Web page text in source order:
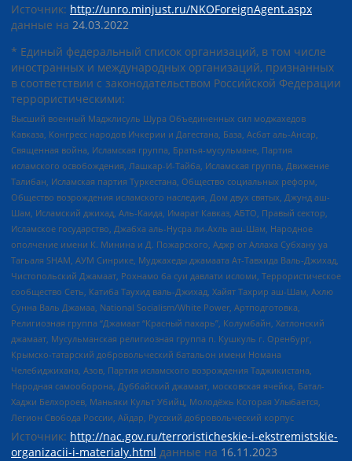
Источник: http://unro.minjust.ru/NKOForeignAgent.aspx
данные на 24.03.2022
* Единый федеральный список организаций, в том числе
иностранных и международных организаций, признанных
в соответствии с законодательством Российской Федерации
террористическими:
Высший военный Маджлисуль Шура Объединенных сил моджахедов
Кавказа, Конгресс народов Ичкерии и Дагестана, База, Асбат аль-Ансар,
Священная война, Исламская группа, Братья-мусульмане, Партия
исламского освобождения, Лашкар-И-Тайба, Исламская группа, Движение
Талибан, Исламская партия Туркестана, Общество социальных реформ,
Общество возрождения исламского наследия, Дом двух святых, Джунд аш-
Шам, Исламский джихад, Аль-Каида, Имарат Кавказ, АБТО, Правый сектор,
Исламское государство, Джабха аль-Нусра ли-Ахль аш-Шам, Народное
ополчение имени К. Минина и Д. Пожарского, Аджр от Аллаха Субхану уа
Тагьаля SHAM, АУМ Синрике, Муджахеды джамаата Ат-Тавхида Валь-Джихад,
Чистопольский Джамаат, Рохнамо ба суи давлати исломи, Террористическое
сообщество Сеть, Катиба Таухид валь-Джихад, Хайят Тахрир аш-Шам, Ахлю
Сунна Валь Джамаа, National Socialism/White Power, Артподготовка,
Религиозная группа “Джамаат “Красный пахарь”, Колумбайн, Хатлонский
джамаат, Мусульманская религиозная группа п. Кушкуль г. Оренбург,
Крымско-татарский добровольческий батальон имени Номана
Челебиджихана, Азов, Партия исламского возрождения Таджикистана,
Народная самооборона, Дуббайский джамаат, московская ячейка, Батал-
Хаджи Белхороев, Маньяки Культ Убийц, Молодёжь Которая Улыбается,
Легион Свобода России, Айдар, Русский добровольческий корпус
Источник: http://nac.gov.ru/terroristicheskie-i-ekstremistskie-
organizacii-i-materialy.html данные на 16.11.2023